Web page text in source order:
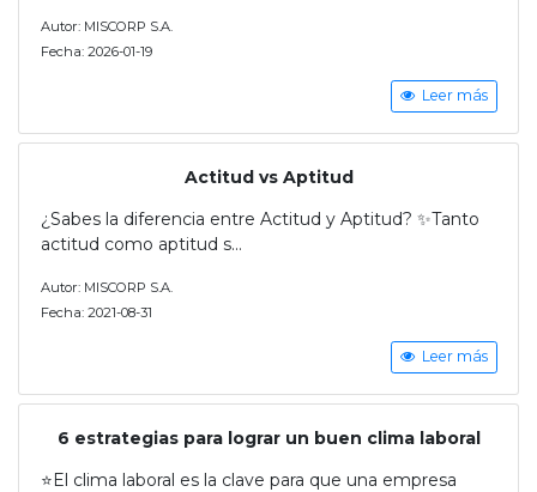
Autor: MISCORP S.A.
Fecha: 2026-01-19
Leer más
Actitud vs Aptitud
¿Sabes la diferencia entre Actitud y Aptitud? ✨Tanto
actitud como aptitud s...
Autor: MISCORP S.A.
Fecha: 2021-08-31
Leer más
6 estrategias para lograr un buen clima laboral
⭐El clima laboral es la clave para que una empresa